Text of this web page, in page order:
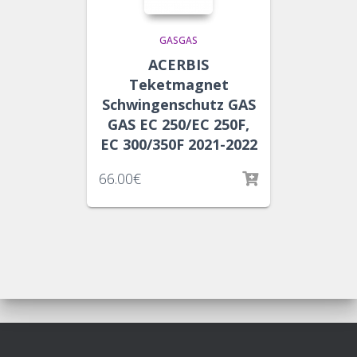
GASGAS
ACERBIS
Teketmagnet
Schwingenschutz GAS
GAS EC 250/EC 250F,
EC 300/350F 2021-2022
66.00€